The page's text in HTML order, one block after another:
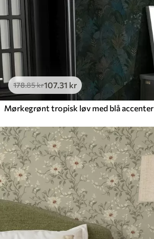
178.85kr107.31 kr
Mørkegrønt tropisk løv med blå accenter